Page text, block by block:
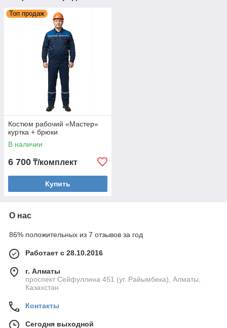
Топ продаж
Костюм рабочий «Мастер»
куртка + брюки
В наличии
6 700 ₸/комплект
Купить
О нас
86% положительных из 7 отзывов за год
Работает с 28.10.2016
г. Алматы
проспект Сейфуллина 451 (уг. Райымбека), Алматы,
Казахстан
Контакты
Сегодня выходной